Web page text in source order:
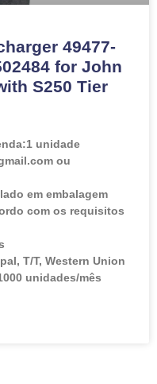
49477-
for John
S250 Tier
1 unidade
ou
em embalagem
com os requisitos
T/T, Western Union
unidades/mês